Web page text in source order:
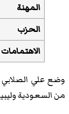
المهنة
الحزب
الاهتمامات
وضع علي
من السعودية